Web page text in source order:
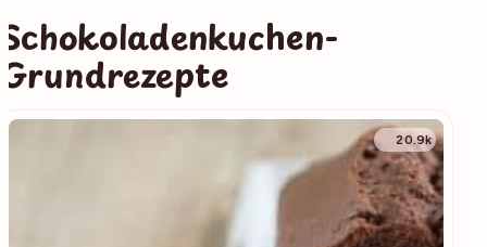
Schokoladenkuchen-
Grundrezepte
20.9k